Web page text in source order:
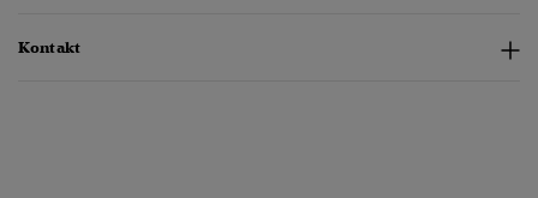
Kontakt